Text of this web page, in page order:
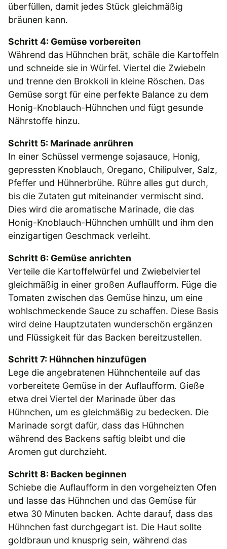
überfüllen, damit jedes Stück gleichmäßig
bräunen kann.
Schritt 4: Gemüse vorbereiten
Während das Hühnchen brät, schäle die Kartoffeln
und schneide sie in Würfel. Viertel die Zwiebeln
und trenne den Brokkoli in kleine Röschen. Das
Gemüse sorgt für eine perfekte Balance zu dem
Honig-Knoblauch-Hühnchen und fügt gesunde
Nährstoffe hinzu.
Schritt 5: Marinade anrühren
In einer Schüssel vermenge sojasauce, Honig,
gepressten Knoblauch, Oregano, Chilipulver, Salz,
Pfeffer und Hühnerbrühe. Rühre alles gut durch,
bis die Zutaten gut miteinander vermischt sind.
Dies wird die aromatische Marinade, die das
Honig-Knoblauch-Hühnchen umhüllt und ihm den
einzigartigen Geschmack verleiht.
Schritt 6: Gemüse anrichten
Verteile die Kartoffelwürfel und Zwiebelviertel
gleichmäßig in einer großen Auflaufform. Füge die
Tomaten zwischen das Gemüse hinzu, um eine
wohlschmeckende Sauce zu schaffen. Diese Basis
wird deine Hauptzutaten wunderschön ergänzen
und Flüssigkeit für das Backen bereitzustellen.
Schritt 7: Hühnchen hinzufügen
Lege die angebratenen Hühnchenteile auf das
vorbereitete Gemüse in der Auflaufform. Gieße
etwa drei Viertel der Marinade über das
Hühnchen, um es gleichmäßig zu bedecken. Die
Marinade sorgt dafür, dass das Hühnchen
während des Backens saftig bleibt und die
Aromen gut durchzieht.
Schritt 8: Backen beginnen
Schiebe die Auflaufform in den vorgeheizten Ofen
und lasse das Hühnchen und das Gemüse für
etwa 30 Minuten backen. Achte darauf, dass das
Hühnchen fast durchgegart ist. Die Haut sollte
goldbraun und knusprig sein, während das